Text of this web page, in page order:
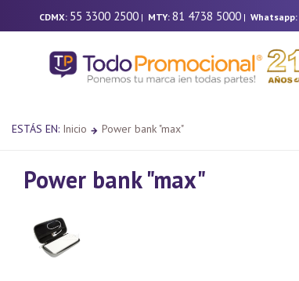
CDMX: 55 3300 2500 | MTY: 81 4738 5000 | Whatsapp:
ESTÁS EN: Inicio Power bank "max"
Power bank "max"